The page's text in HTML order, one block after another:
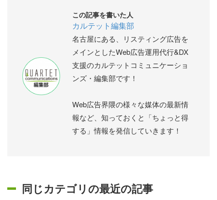
この記事を書いた人
カルテット編集部
名古屋にある、リスティング広告を
メインとしたWeb広告運用代行&DX
支援のカルテットコミュニケーショ
ンズ・編集部です！
Web広告界隈の様々な媒体の最新情
報など、知っておくと「ちょっと得
する」情報を発信していきます！
同じカテゴリの最近の記事